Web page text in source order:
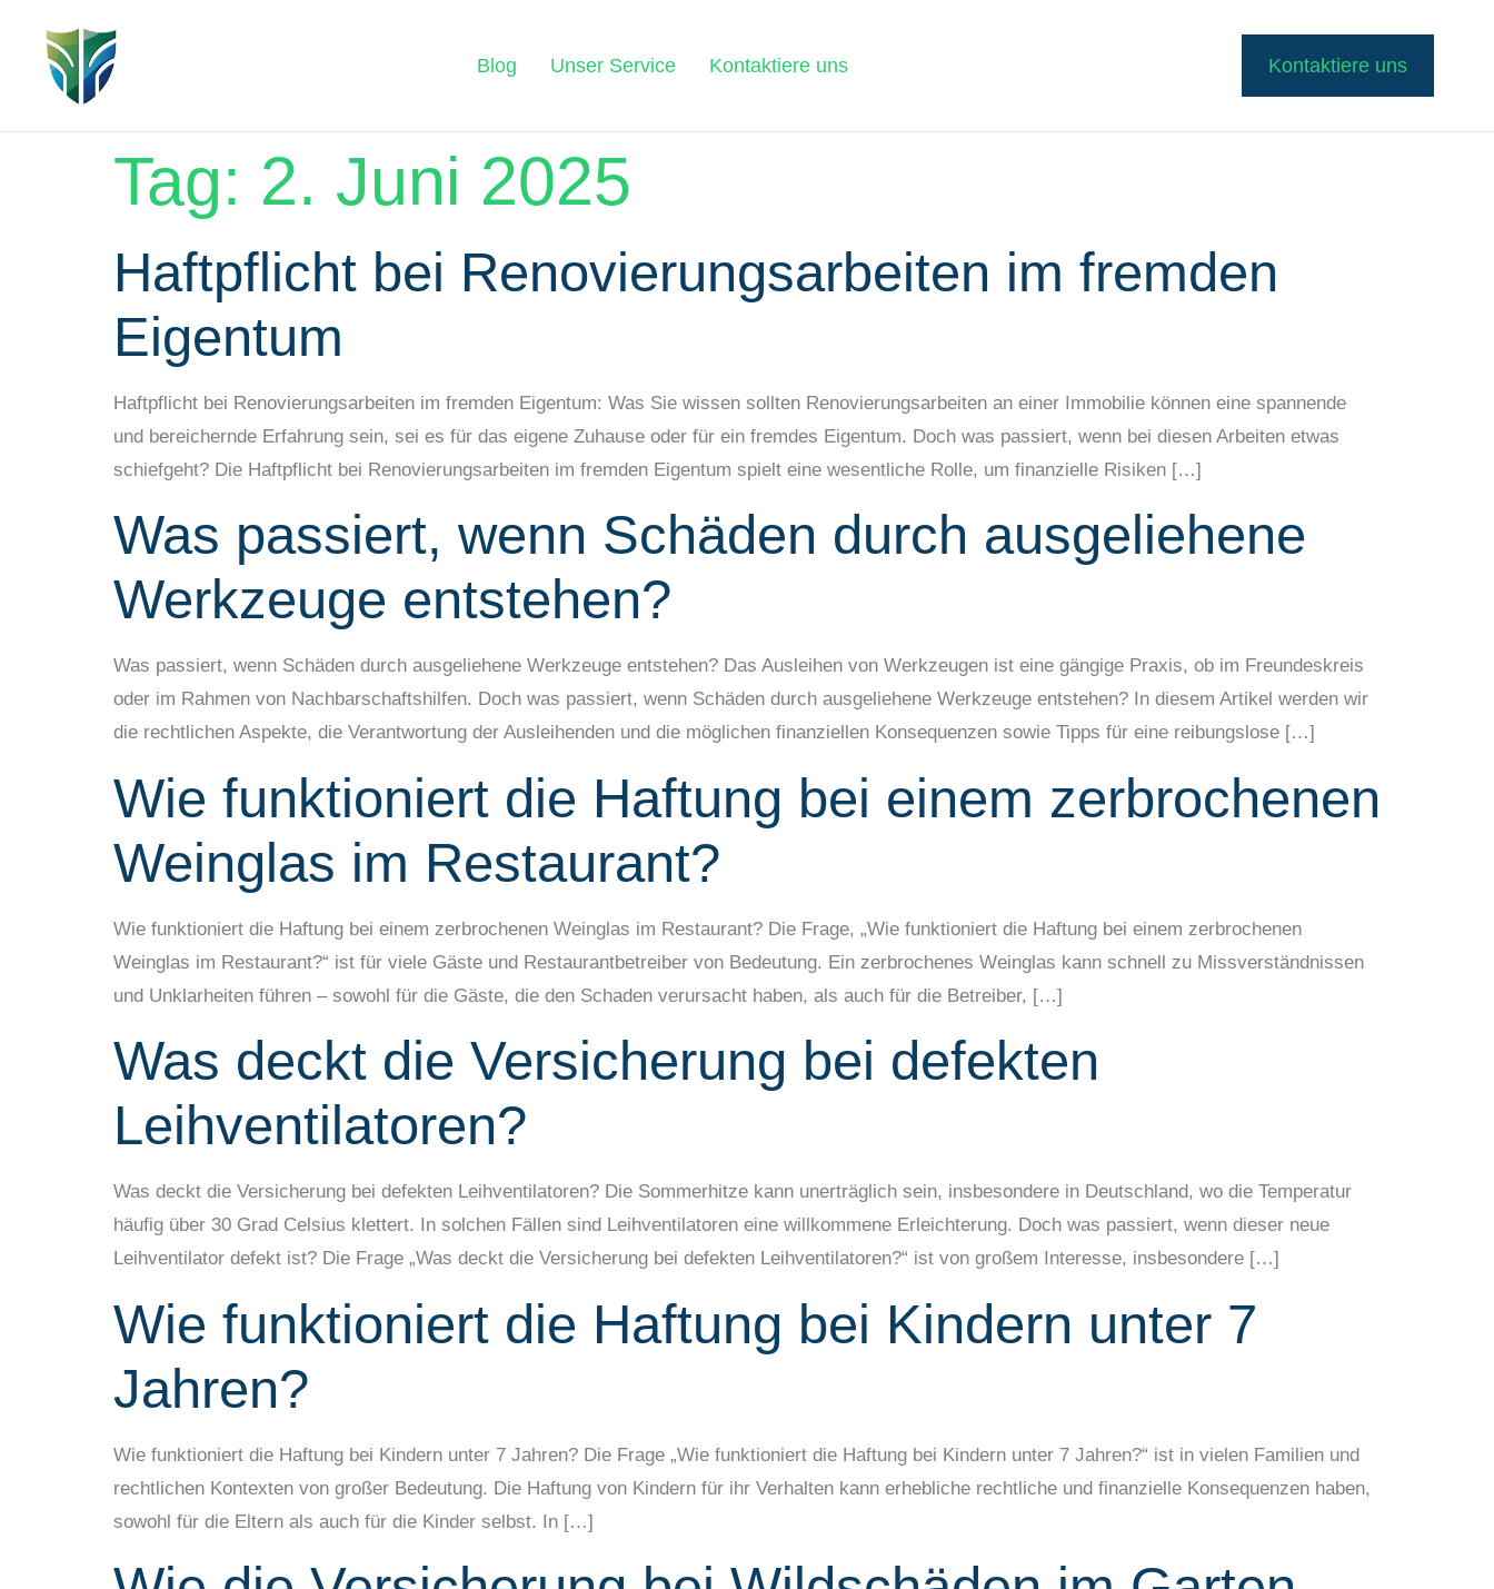
Blog Unser Service Kontaktiere uns Kontaktiere uns
Tag: 2. Juni 2025
Haftpflicht bei Renovierungsarbeiten im fremden
Eigentum
Haftpflicht bei Renovierungsarbeiten im fremden Eigentum: Was Sie wissen sollten Renovierungsarbeiten an einer Immobilie können eine spannende
und bereichernde Erfahrung sein, sei es für das eigene Zuhause oder für ein fremdes Eigentum. Doch was passiert, wenn bei diesen Arbeiten etwas
schiefgeht? Die Haftpflicht bei Renovierungsarbeiten im fremden Eigentum spielt eine wesentliche Rolle, um finanzielle Risiken […]
Was passiert, wenn Schäden durch ausgeliehene
Werkzeuge entstehen?
Was passiert, wenn Schäden durch ausgeliehene Werkzeuge entstehen? Das Ausleihen von Werkzeugen ist eine gängige Praxis, ob im Freundeskreis
oder im Rahmen von Nachbarschaftshilfen. Doch was passiert, wenn Schäden durch ausgeliehene Werkzeuge entstehen? In diesem Artikel werden wir
die rechtlichen Aspekte, die Verantwortung der Ausleihenden und die möglichen finanziellen Konsequenzen sowie Tipps für eine reibungslose […]
Wie funktioniert die Haftung bei einem zerbrochenen
Weinglas im Restaurant?
Wie funktioniert die Haftung bei einem zerbrochenen Weinglas im Restaurant? Die Frage, „Wie funktioniert die Haftung bei einem zerbrochenen
Weinglas im Restaurant?“ ist für viele Gäste und Restaurantbetreiber von Bedeutung. Ein zerbrochenes Weinglas kann schnell zu Missverständnissen
und Unklarheiten führen – sowohl für die Gäste, die den Schaden verursacht haben, als auch für die Betreiber, […]
Was deckt die Versicherung bei defekten
Leihventilatoren?
Was deckt die Versicherung bei defekten Leihventilatoren? Die Sommerhitze kann unerträglich sein, insbesondere in Deutschland, wo die Temperatur
häufig über 30 Grad Celsius klettert. In solchen Fällen sind Leihventilatoren eine willkommene Erleichterung. Doch was passiert, wenn dieser neue
Leihventilator defekt ist? Die Frage „Was deckt die Versicherung bei defekten Leihventilatoren?“ ist von großem Interesse, insbesondere […]
Wie funktioniert die Haftung bei Kindern unter 7
Jahren?
Wie funktioniert die Haftung bei Kindern unter 7 Jahren? Die Frage „Wie funktioniert die Haftung bei Kindern unter 7 Jahren?“ ist in vielen Familien und
rechtlichen Kontexten von großer Bedeutung. Die Haftung von Kindern für ihr Verhalten kann erhebliche rechtliche und finanzielle Konsequenzen haben,
sowohl für die Eltern als auch für die Kinder selbst. In […]